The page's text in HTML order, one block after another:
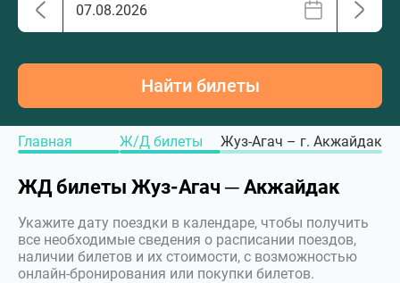
Найти билеты
Главная Ж/Д билеты Жуз-Агач – г. Акжайдак
ЖД билеты Жуз-Агач ─ Акжайдак
Укажите дату поездки в календаре, чтобы получить
все необходимые сведения о расписании поездов,
наличии билетов и их стоимости, с возможностью
онлайн-бронирования или покупки билетов.